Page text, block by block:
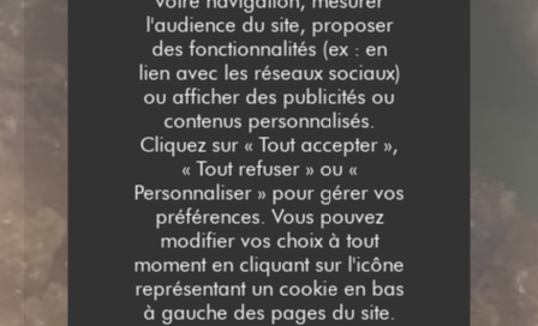
l'audience du site, proposer
des fonctionnalités (ex : en
lien avec les réseaux sociaux)
ou afficher des publicités ou
contenus personnalisés.
Cliquez sur « Tout accepter »,
« Tout refuser » ou «
Personnaliser » pour gérer vos
préférences. Vous pouvez
modifier vos choix à tout
moment en cliquant sur l'icône
représentant un cookie en bas
à gauche des pages du site.